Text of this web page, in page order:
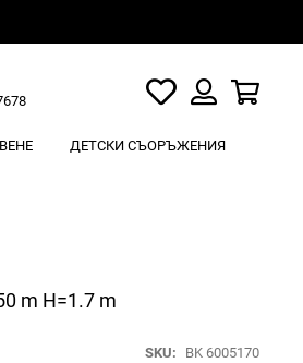
Моят
списък
любими
ДЕТСКИ СЪОРЪЖЕНИЯ
m H=1.7 m
SKU BK 6005170